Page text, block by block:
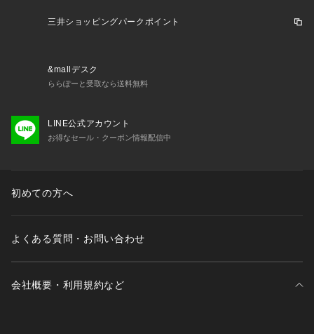
三井ショッピングパークポイント
&mallデスク
ららぽーと受取なら送料無料
LINE公式アカウント
お得なセール・クーポン情報配信中
初めての方へ
よくある質問・お問い合わせ
会社概要・利用規約など